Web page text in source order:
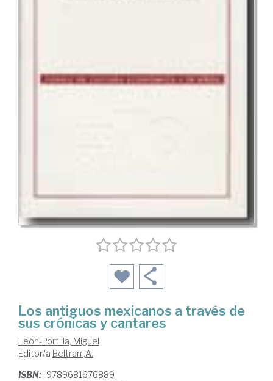
Los antiguos mexicanos a través de
sus crónicas y cantares
León-Portilla, Miguel
Editor/a Beltran ,A.
ISBN: 9789681676889